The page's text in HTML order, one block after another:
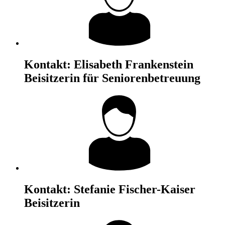
Kontakt: Elisabeth Frankenstein
Beisitzerin für Seniorenbetreuung
Kontakt: Stefanie Fischer-Kaiser
Beisitzerin